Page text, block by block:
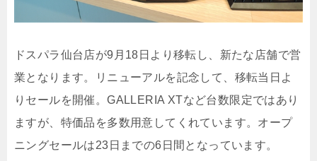
ドスパラ仙台店が9月18日より移転し、新たな店舗で営
業となります。リニューアルを記念して、移転当日よ
りセールを開催。GALLERIA XTなど台数限定ではあり
ますが、特価品を多数用意してくれています。オープ
ニングセールは23日までの6日間となっています。